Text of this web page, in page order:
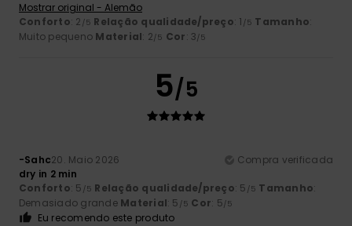
Mostrar original - Alemão
Conforto: 2 /5 Relação qualidade/preço: 1 /5 Tamanho:
Muito pequeno Material: 2/5 Cor: 3/5
5/5
-Sahc20. Maio 2026
Compra verificada
dry in 2 min
Conforto: 5 /5 Relação qualidade/preço: 5 /5 Tamanho:
Demasiado grande Material: 5 /5 Cor: 5/5
Eu recomendo este produto